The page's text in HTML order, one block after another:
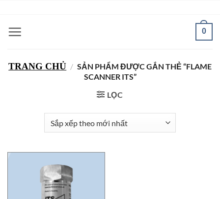
nội
0
TRANG CHỦ / SẢN PHẨM ĐƯỢC GẮN THẺ “FLAME
SCANNER ITS”
LỌC